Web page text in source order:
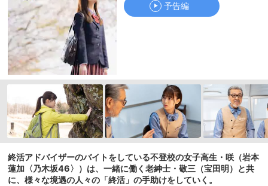
予告編
終活アドバイザーのバイトをしている不登校の女子高生・咲（岩本
蓮加〈乃木坂46〉）は、一緒に働く老紳士・敬三（宝田明）と共
に、様々な境遇の人々の「終活」の手助けをしていく。